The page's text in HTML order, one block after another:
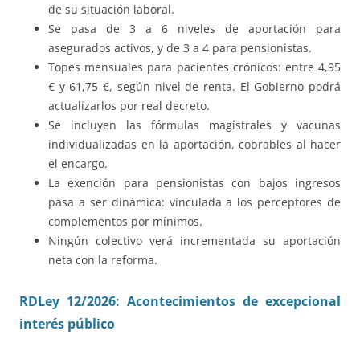
de su situación laboral.
Se pasa de 3 a 6 niveles de aportación para
asegurados activos, y de 3 a 4 para pensionistas.
Topes mensuales para pacientes crónicos: entre 4,95
€ y 61,75 €, según nivel de renta. El Gobierno podrá
actualizarlos por real decreto.
Se incluyen las fórmulas magistrales y vacunas
individualizadas en la aportación, cobrables al hacer
el encargo.
La exención para pensionistas con bajos ingresos
pasa a ser dinámica: vinculada a los perceptores de
complementos por mínimos.
Ningún colectivo verá incrementada su aportación
neta con la reforma.
RDLey 12/2026: Acontecimientos de excepcional
interés público